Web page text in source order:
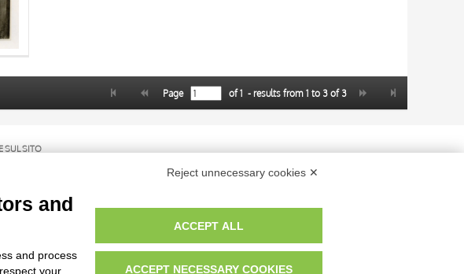
Page of1 - results from 1 to 3of 3
SUL SITO
autori, degli artisti e dei fotografi che hanno realizzato le opere e le immagini, degli enti e
Reject unnecessary cookies ✕
and
and process
your
ACCEPT ALL
ACCEPT NECESSARY COOKIES